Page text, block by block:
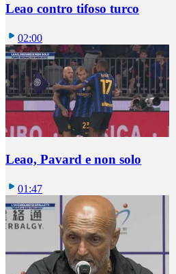
Leao contro tifoso turco
02:00
Leao, Pavard e non solo
01:47